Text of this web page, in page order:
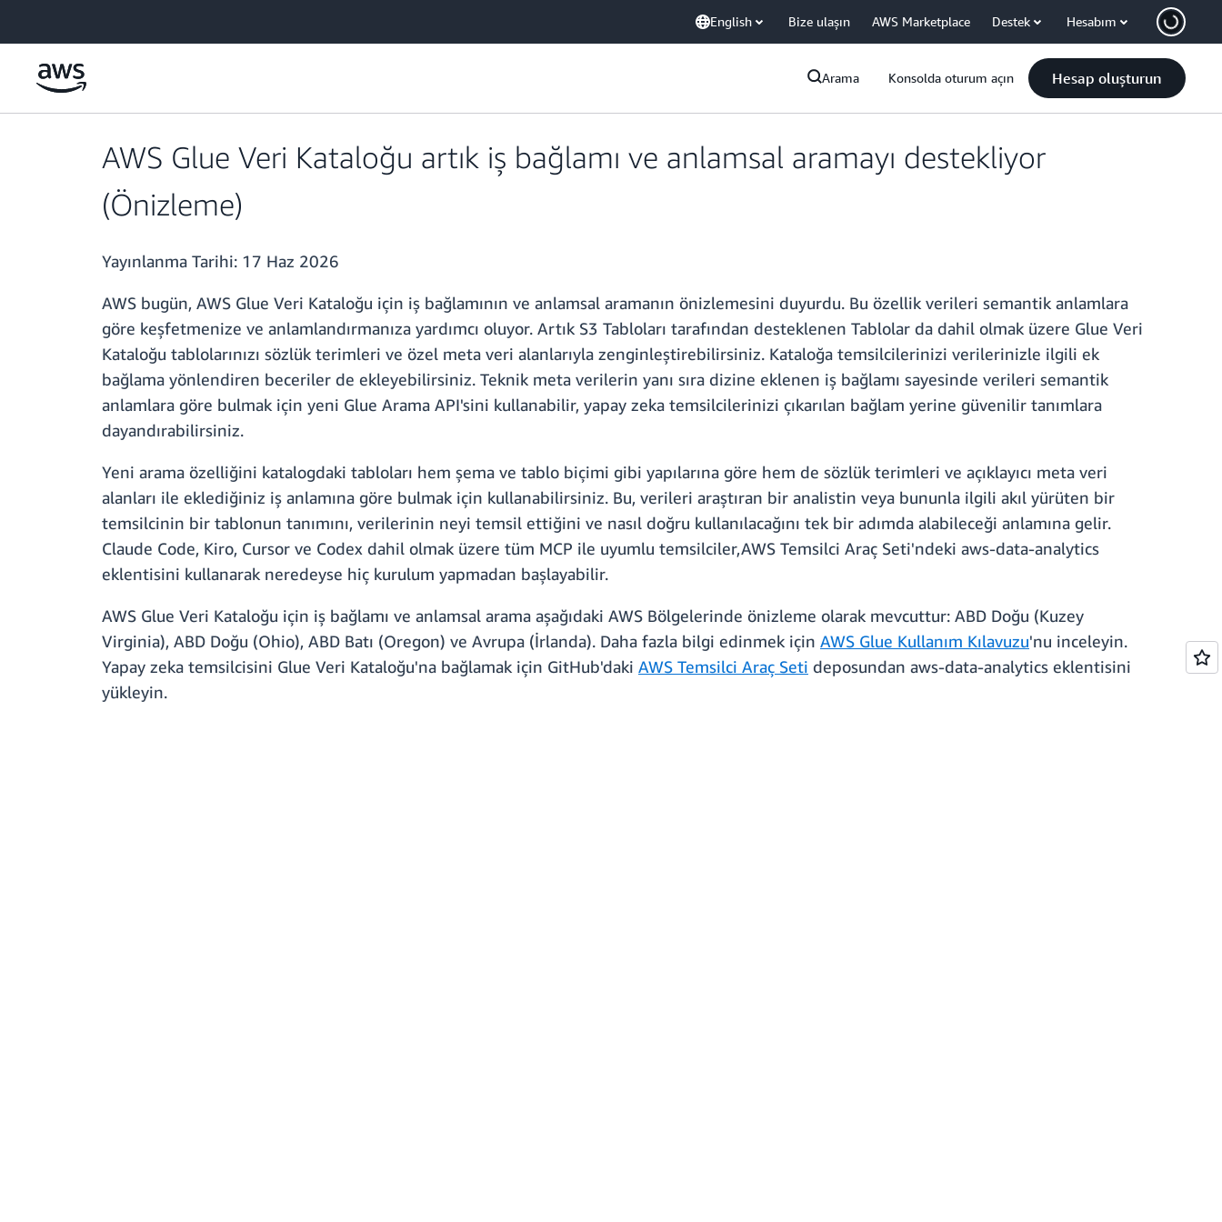
English Bize ulaşın AWS Marketplace Destek Hesabım
Arama Konsolda oturum açın Hesap oluşturun
AWS Glue Veri Kataloğu artık iş bağlamı ve anlamsal aramayı destekliyor
(Önizleme)
Yayınlanma Tarihi: 17 Haz 2026
AWS bugün, AWS Glue Veri Kataloğu için iş bağlamının ve anlamsal aramanın önizlemesini duyurdu. Bu özellik verileri semantik anlamlara
göre keşfetmenize ve anlamlandırmanıza yardımcı oluyor. Artık S3 Tabloları tarafından desteklenen Tablolar da dahil olmak üzere Glue Veri
Kataloğu tablolarınızı sözlük terimleri ve özel meta veri alanlarıyla zenginleştirebilirsiniz. Kataloğa temsilcilerinizi verilerinizle ilgili ek
bağlama yönlendiren beceriler de ekleyebilirsiniz. Teknik meta verilerin yanı sıra dizine eklenen iş bağlamı sayesinde verileri semantik
anlamlara göre bulmak için yeni Glue Arama API'sini kullanabilir, yapay zeka temsilcilerinizi çıkarılan bağlam yerine güvenilir tanımlara
dayandırabilirsiniz.
Yeni arama özelliğini katalogdaki tabloları hem şema ve tablo biçimi gibi yapılarına göre hem de sözlük terimleri ve açıklayıcı meta veri
alanları ile eklediğiniz iş anlamına göre bulmak için kullanabilirsiniz. Bu, verileri araştıran bir analistin veya bununla ilgili akıl yürüten bir
temsilcinin bir tablonun tanımını, verilerinin neyi temsil ettiğini ve nasıl doğru kullanılacağını tek bir adımda alabileceği anlamına gelir.
Claude Code, Kiro, Cursor ve Codex dahil olmak üzere tüm MCP ile uyumlu temsilciler,AWS Temsilci Araç Seti'ndeki aws-data-analytics
eklentisini kullanarak neredeyse hiç kurulum yapmadan başlayabilir.
AWS Glue Veri Kataloğu için iş bağlamı ve anlamsal arama aşağıdaki AWS Bölgelerinde önizleme olarak mevcuttur: ABD Doğu (Kuzey
Virginia), ABD Doğu (Ohio), ABD Batı (Oregon) ve Avrupa (İrlanda). Daha fazla bilgi edinmek için AWS Glue Kullanım Kılavuzu'nu inceleyin.
Yapay zeka temsilcisini Glue Veri Kataloğu'na bağlamak için GitHub'daki AWS Temsilci Araç Seti deposundan aws-data-analytics eklentisini
yükleyin.